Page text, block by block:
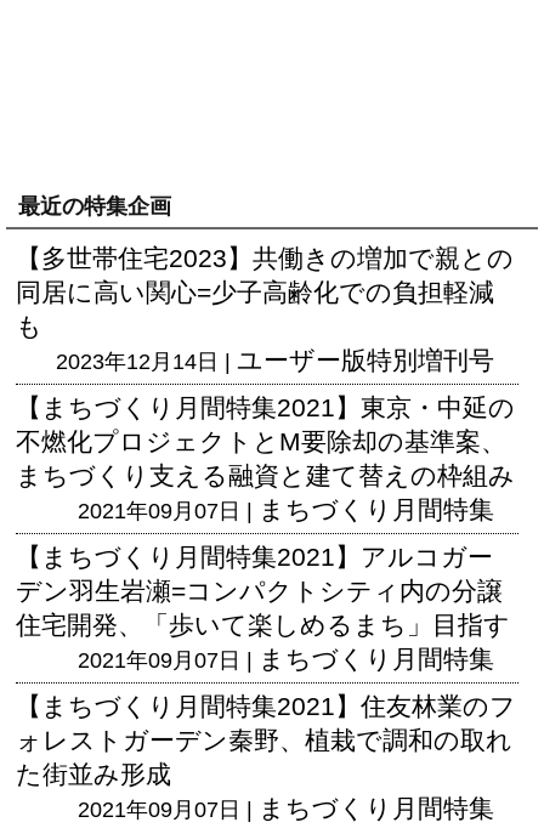
最近の特集企画
【多世帯住宅2023】共働きの増加で親との
同居に高い関心=少子高齢化での負担軽減
も
2023年12月14日 | ユーザー版特別増刊号
【まちづくり月間特集2021】東京・中延の
不燃化プロジェクトとM要除却の基準案、
まちづくり支える融資と建て替えの枠組み
2021年09月07日 | まちづくり月間特集
【まちづくり月間特集2021】アルコガー
デン羽生岩瀬=コンパクトシティ内の分譲
住宅開発、「歩いて楽しめるまち」目指す
2021年09月07日 | まちづくり月間特集
【まちづくり月間特集2021】住友林業のフ
ォレストガーデン秦野、植栽で調和の取れ
た街並み形成
2021年09月07日 | まちづくり月間特集